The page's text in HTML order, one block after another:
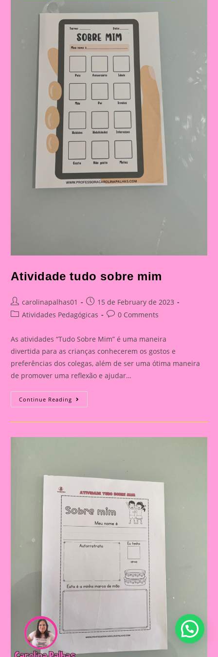
Atividade tudo sobre mim
Post
author:
carolinapalhas01
Post
published:
15 de February de 2023
PostAtividades Pedagógicas
Post0 Comments
As atividades “Tudo Sobre Mim” é uma maneira
divertida para as crianças conhecerem os gostos e
preferências dos colegas, além de ser uma ótima maneira
de promover uma reflexão e ajudar…
Continue Reading Atividade
Tudo